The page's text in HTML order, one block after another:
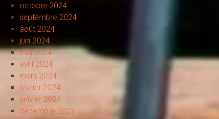
octobre 2024
septembre 2024
août 2024
juin 2024
mai 2024
avril 2024
mars 2024
février 2024
janvier 2024
décembre 2023